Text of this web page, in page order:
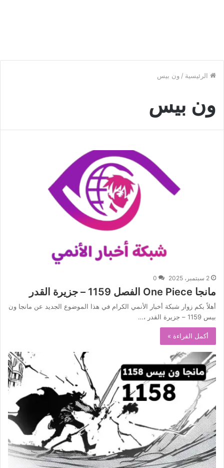
الرئيسية / ون بيس
ون بيس
2 سبتمبر، 2025 0
مانجا One Piece الفصل 1159 – جزيرة القدر
أهلاً بكم زوار شبكة أخبار الأنمي الكرام في هذا الموضوع الجديد عن مانجا ون
بيس 1159 – جزيرة القدر ،…
أكمل القراءة »